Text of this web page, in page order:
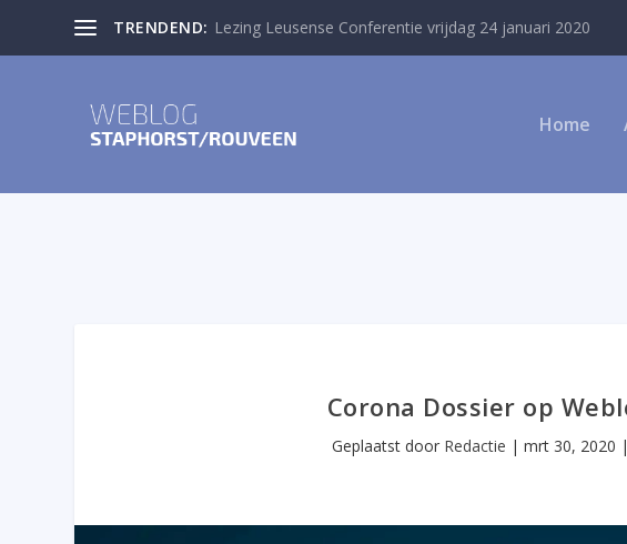
TRENDEND: Lezing Leusense Conferentie vrijdag 24 januari 2020
Home
Corona Dossier op
Geplaatst door Redactie |mrt 30, 2020